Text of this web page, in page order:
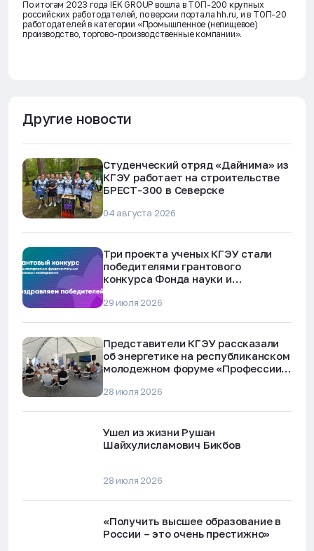
По итогам 2023 года IEK GROUP вошла в ТОП-200 крупных
российских работодателей, по версии портала hh.ru, и в ТОП-20
работодателей в категории «Промышленное (непищевое)
производство, торгово-производственные компании».
Другие новости
Студенческий отряд «Дайнима» из
КГЭУ работает на строительстве
БРЕСТ-300 в Северске
04 августа 2026
Три проекта ученых КГЭУ стали
победителями грантового
конкурса Фонда науки и
29 июля 2026
Представители КГЭУ рассказали
об энергетике на республиканском
молодежном форуме «Профессии
28 июля 2026
Ушел из жизни Рушан
Шайхулисламович Бикбов
28 июля 2026
«Получить высшее образование в
России – это очень престижно»